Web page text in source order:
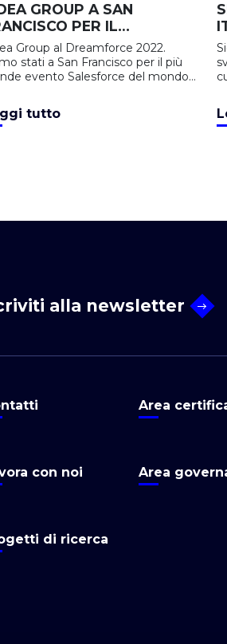
GROUP A SAN
PER IL
2022
Group al Dreamforce 2022.
stati a San Francisco per il più
evento Salesforce del mondo:
tutto
alla newsletter
Area
con noi Area
di ricerca